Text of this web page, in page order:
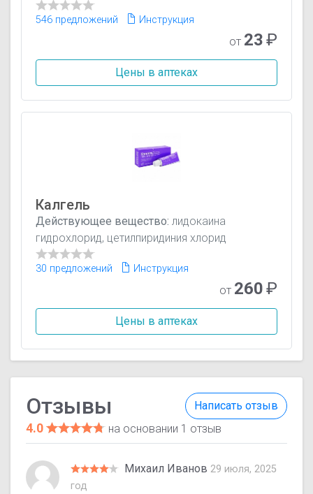
546 предложений Инструкция
от 23₽
Цены в аптеках
Калгель
Действующее вещество: лидокаина
гидрохлорид, цетилпиридиния хлорид
30 предложений Инструкция
от 260₽
Цены в аптеках
Написать отзыв
Отзывы
4.0 на основании 1 отзыв
Михаил Иванов 29 июля, 2025
год